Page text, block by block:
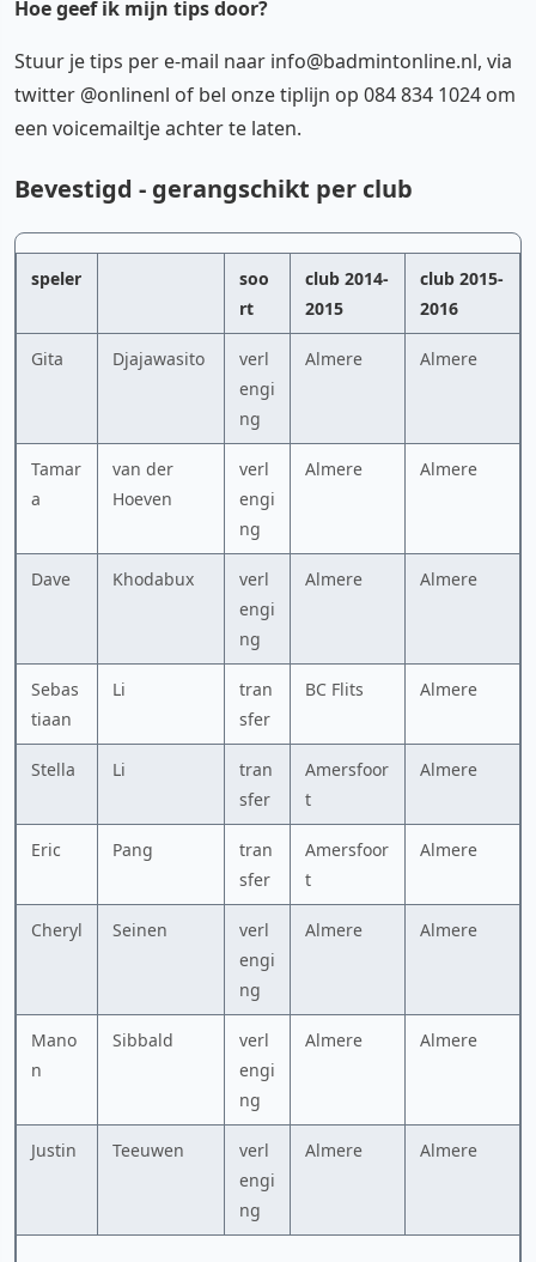
Hoe geef ik mijn tips door?
Stuur je tips per e-mail naar info@badmintonline.nl, via
twitter @onlinenl of bel onze tiplijn op 084 834 1024 om
een voicemailtje achter te laten.
Bevestigd - gerangschikt per club
speler
soo
rt
club 2014-
2015
club 2015-
2016
Gita Djajawasito
verl
engi
ng
Almere Almere
Tamar
a
van der
Hoeven
verl
engi
ng
Almere Almere
Dave Khodabux
verl
engi
ng
Almere Almere
Sebas
tiaan
Li
tran
sfer
BC Flits Almere
Stella Li
tran
sfer
Amersfoor
t
Almere
Eric Pang
tran
sfer
Amersfoor
t
Almere
Cheryl Seinen
verl
engi
ng
Almere Almere
Mano
n
Sibbald
verl
engi
ng
Almere Almere
Justin Teeuwen
verl
engi
ng
Almere Almere